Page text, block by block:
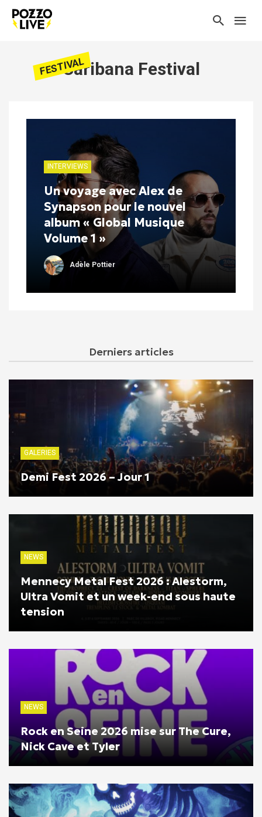
FESTIVALCaribana Festival
INTERVIEWS
Un voyage avec Alex de
Synapson pour le nouvel
album « Global Musique
Volume 1 »
Adèle Pottier
Derniers articles
GALERIES
Demi Fest 2026 – Jour 1
NEWS
Mennecy Metal Fest 2026 : Alestorm,
Ultra Vomit et un week-end sous haute
tension
NEWS
Rock en Seine 2026 mise sur The Cure,
Nick Cave et Tyler